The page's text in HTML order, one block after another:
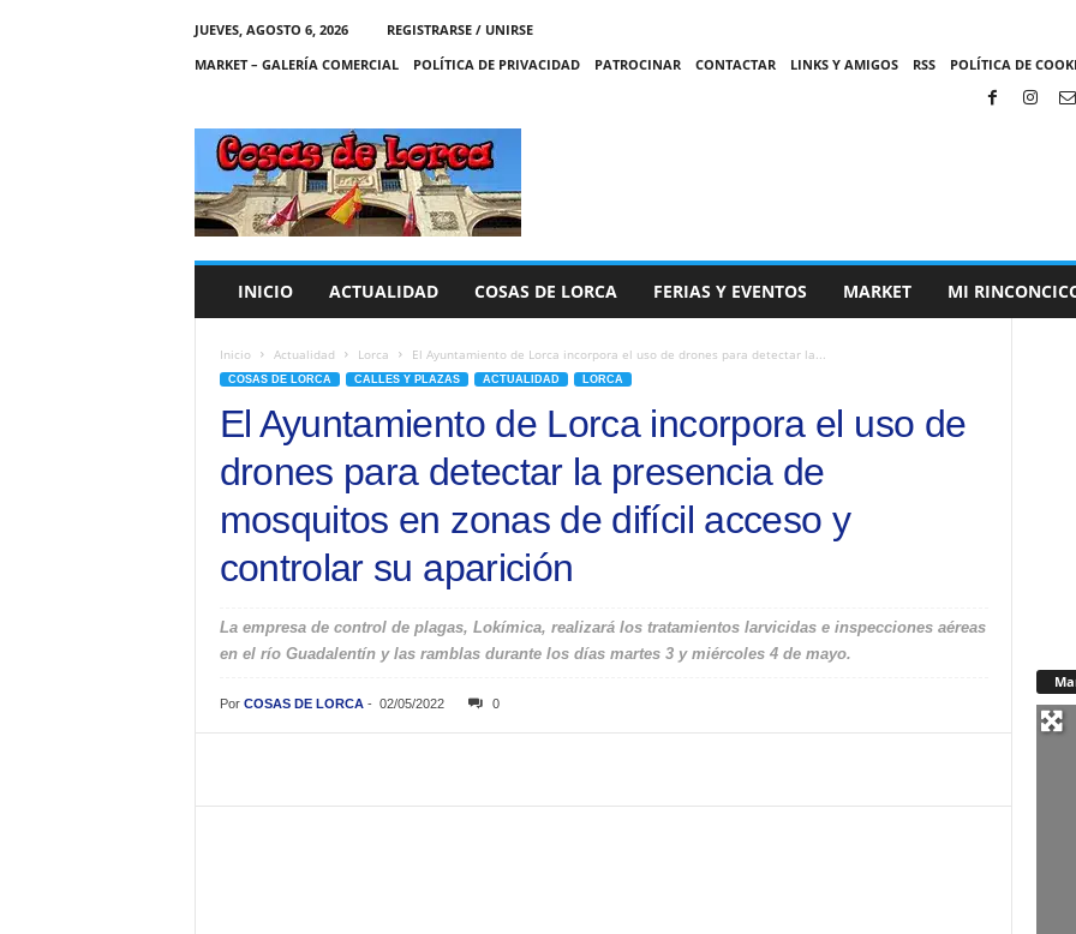
JUEVES, AGOSTO 6, 2026
REGISTRARSE / UNIRSE
MARKET – GALERÍA COMERCIAL
POLÍTICA DE PRIVACIDAD PATROCINAR CONTACTAR LINKS Y AMIGOS RSS POLÍTICA DE
C
A
S
INICIO ACTUALIDAD COSAS DE LORCA FERIAS Y EVENTOS MARKET MI
Inicio Actualidad Lorca El Ayuntamiento de Lorca incorpora el uso de drones para detectar la...
COSAS DE LORCA CALLES Y PLAZAS ACTUALIDAD LORCA
El Ayuntamiento de Lorca incorpora el uso de
drones para detectar la presencia de
mosquitos en zonas de difícil acceso y
controlar su aparición
La empresa de control de plagas, Lokímica, realizará los tratamientos larvicidas e inspecciones aéreas
en el río Guadalentín y las ramblas durante los días martes 3 y miércoles 4 de mayo.
Por COSAS DE LORCA- 02/05/2022 0